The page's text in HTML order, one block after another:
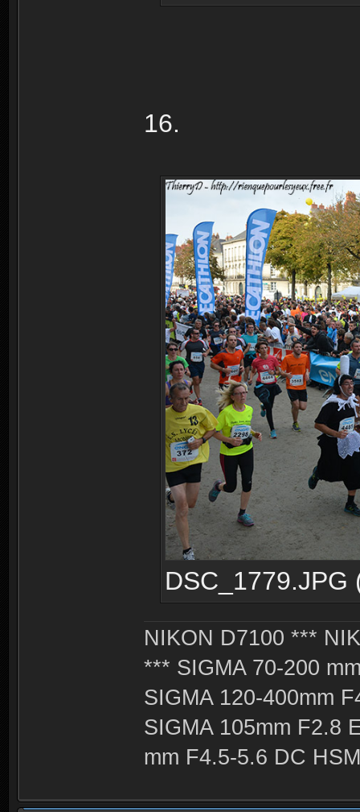
16.
DSC_1779.JPG
NIKON D7100 ***
*** SIGMA 70-200
SIGMA 120-400mm
SIGMA 105mm F2.8
mm F4.5-5.6 DC